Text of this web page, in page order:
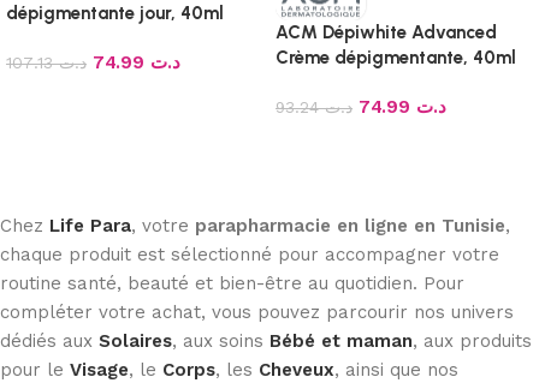
dépigmentante jour, 40ml
د.ت107.13 د.ت
ACM Dépiwhite Advanced
Crème dépigmentante, 40ml
د.ت93.24 د.ت
Chez Life Para, votre parapharmacie en ligne en Tunisie,
chaque produit est sélectionné pour accompagner votre
routine santé, beauté et bien-être au quotidien. Pour
compléter votre achat, vous pouvez parcourir nos univers
dédiés aux Solaires, aux soins Bébé et maman, aux produits
pour le Visage, le Corps, les Cheveux, ainsi que nos